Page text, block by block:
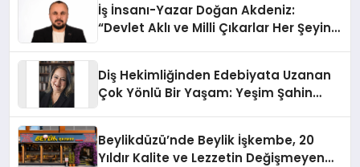
İş İnsanı-Yazar Doğan Akdeniz:
“Devlet Aklı ve Milli Çıkarlar Her Şeyin
Diş Hekimliğinden Edebiyata Uzanan
Çok Yönlü Bir Yaşam: Yeşim Şahin
Beylikdüzü’nde Beylik İşkembe, 20
Yıldır Kalite ve Lezzetin Değişmeyen